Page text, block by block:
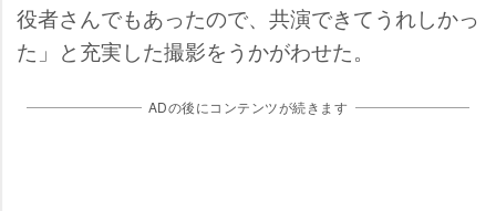
役者さんでもあったので、共演できてうれしかっ
た」と充実した撮影をうかがわせた。
ADの後にコンテンツが続きます